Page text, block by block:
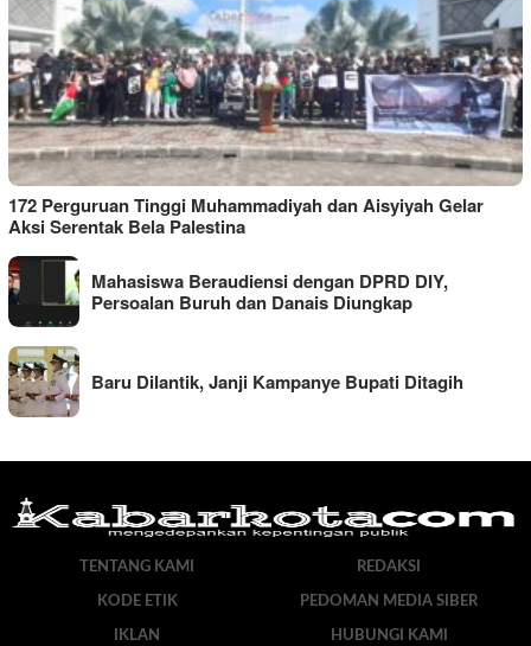
172 Perguruan Tinggi Muhammadiyah dan Aisyiyah Gelar
Aksi Serentak Bela Palestina
Mahasiswa Beraudiensi dengan DPRD DIY,
Persoalan Buruh dan Danais Diungkap
Baru Dilantik, Janji Kampanye Bupati Ditagih
TENTANG KAMI REDAKSI
KODE ETIK PEDOMAN MEDIA SIBER
IKLAN HUBUNGI KAMI